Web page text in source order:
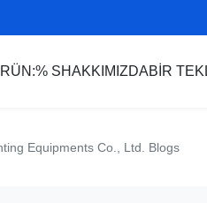
SHAKKIMIZDABIR
Equipments Co., Ltd. Blogs